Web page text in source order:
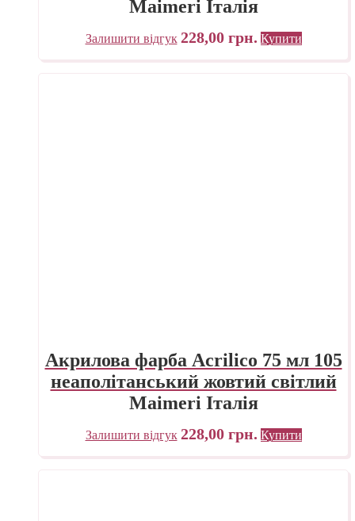
Maimeri Італія
Залишити відгук 228,00 грн. Купити
Акрилова фарба Acrilico 75 мл 105
неаполітанський жовтий світлий
Maimeri Італія
Залишити відгук 228,00 грн. Купити